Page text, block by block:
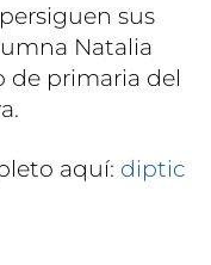
sus
Natalia
de primaria del
aquí: diptic